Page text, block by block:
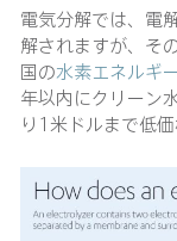
電気分解では、電
解されますが、そ
国の水素エネルギ
年以内にクリーン
り1米ドルまで低